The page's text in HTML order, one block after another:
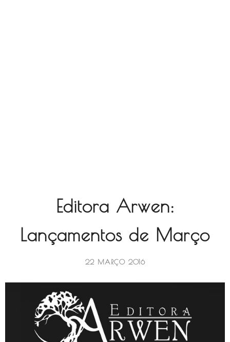
Editora Arwen:
Lançamentos de Março
22 MARÇO 2016